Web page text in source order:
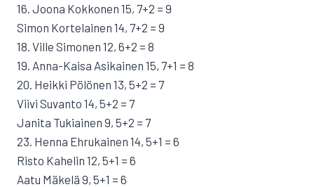
16. Joona Kokkonen 15, 7+2 = 9
Simon Kortelainen 14, 7+2 = 9
18. Ville Simonen 12, 6+2 = 8
19. Anna-Kaisa Asikainen 15, 7+1 = 8
20. Heikki Pölönen 13, 5+2 = 7
Viivi Suvanto 14, 5+2 = 7
Janita Tukiainen 9, 5+2 = 7
23. Henna Ehrukainen 14, 5+1 = 6
Risto Kahelin 12, 5+1 = 6
Aatu Mäkelä 9, 5+1 = 6